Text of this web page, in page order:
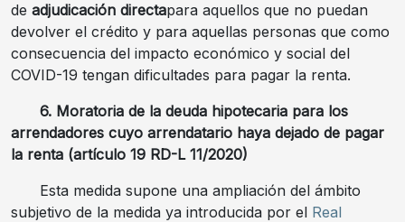
de adjudicación directapara aquellos que no puedan
devolver el crédito y para aquellas personas que como
consecuencia del impacto económico y social del
COVID-19 tengan dificultades para pagar la renta.
6. Moratoria de la deuda hipotecaria para los
arrendadores cuyo arrendatario haya dejado de pagar
la renta (artículo 19 RD-L 11/2020)
Esta medida supone una ampliación del ámbito
subjetivo de la medida ya introducida por el Real